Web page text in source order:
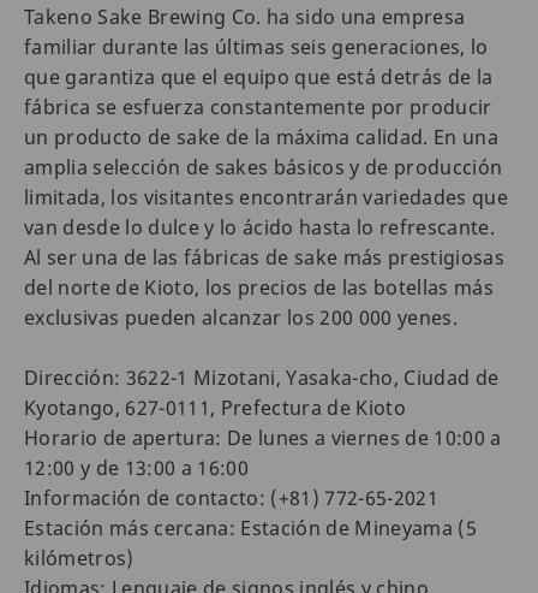
Takeno Sake Brewing Co. ha sido una empresa
familiar durante las últimas seis generaciones, lo
que garantiza que el equipo que está detrás de la
fábrica se esfuerza constantemente por producir
un producto de sake de la máxima calidad. En una
amplia selección de sakes básicos y de producción
limitada, los visitantes encontrarán variedades que
van desde lo dulce y lo ácido hasta lo refrescante.
Al ser una de las fábricas de sake más prestigiosas
del norte de Kioto, los precios de las botellas más
exclusivas pueden alcanzar los 200 000 yenes.
Dirección: 3622-1 Mizotani, Yasaka-cho, Ciudad de
Kyotango, 627-0111, Prefectura de Kioto
Horario de apertura: De lunes a viernes de 10:00 a
12:00 y de 13:00 a 16:00
Información de contacto: (+81) 772-65-2021
Estación más cercana: Estación de Mineyama (5
kilómetros)